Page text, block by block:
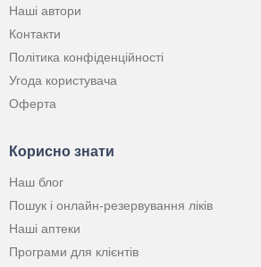
Наші автори
Контакти
Політика конфіденційності
Угода користувача
Оферта
Корисно знати
Наш блог
Пошук і онлайн-резервування ліків
Наші аптеки
Програми для клієнтів